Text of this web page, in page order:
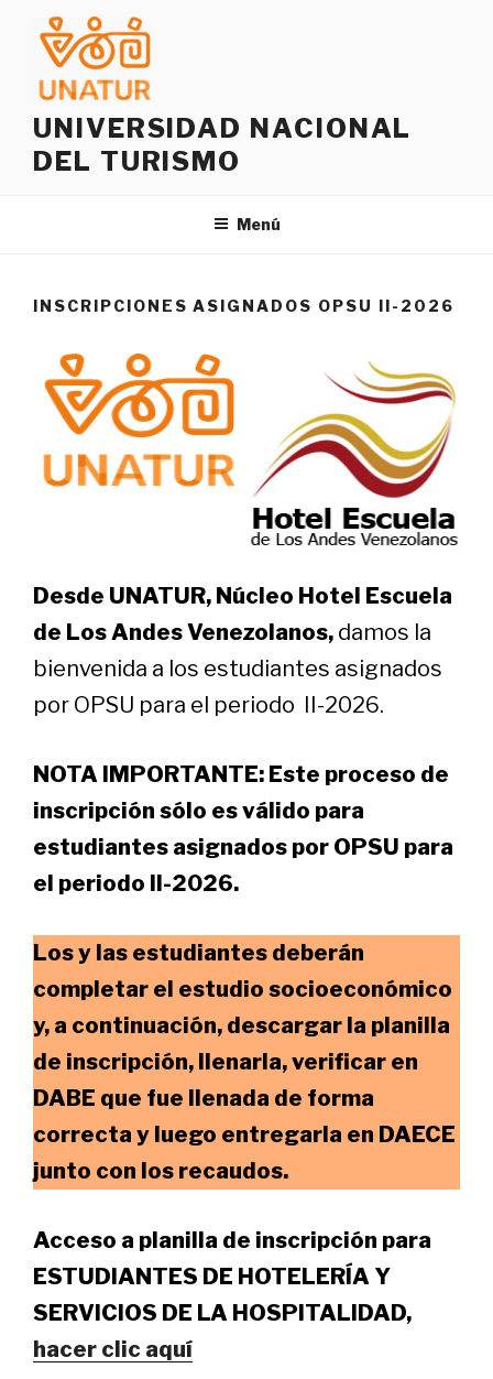
contenido
UNIVERSIDAD NACIONAL
DEL TURISMO
Menú
INSCRIPCIONES ASIGNADOS OPSU II-2026
Desde UNATUR, Núcleo Hotel Escuela
de Los Andes Venezolanos, damos la
bienvenida a los estudiantes asignados
por OPSU para el periodo II-2026.
NOTA IMPORTANTE: Este proceso de
inscripción sólo es válido para
estudiantes asignados por OPSU para
el periodo II-2026.
Los y las estudiantes deberán
completar el estudio socioeconómico
y, a continuación, descargar la planilla
de inscripción, llenarla, verificar en
DABE que fue llenada de forma
correcta y luego entregarla en DAECE
junto con los recaudos.
Acceso a planilla de inscripción para
ESTUDIANTES DE HOTELERÍA Y
SERVICIOS DE LA HOSPITALIDAD,
hacer clic aquí